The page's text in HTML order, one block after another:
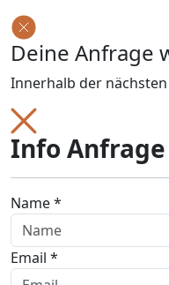
Deine Anfrage
Innerhalb der
Info Anfrage
Name *
Email *